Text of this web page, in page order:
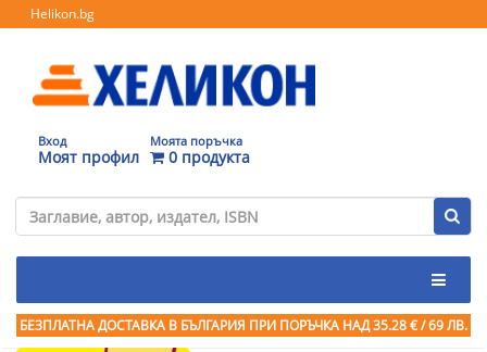
Helikon.bg
Вход
Моят профил
Моята поръчка
0 продукта
БЕЗПЛАТНА ДОСТАВКА В БЪЛГАРИЯ ПРИ ПОРЪЧКА НАД 35.28 € / 69 ЛВ.